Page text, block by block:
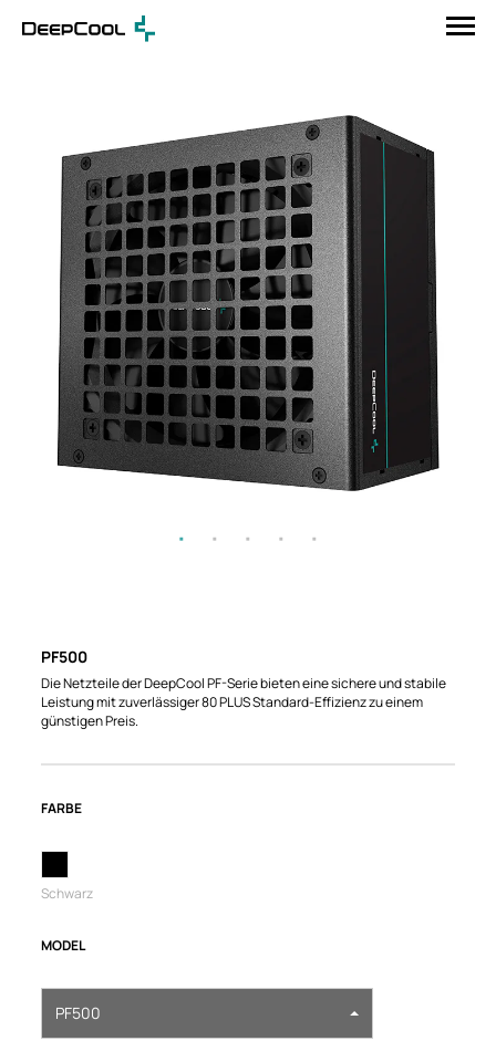
PF500
Die Netzteile der DeepCool PF-Serie bieten eine sichere und stabile
Leistung mit zuverlässiger 80 PLUS Standard-Effizienz zu einem
günstigen Preis.
FARBE
Schwarz
MODEL
PF500